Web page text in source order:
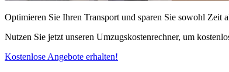
Optimieren Sie Ihren Transport und sparen Sie sowohl Zeit
Nutzen Sie jetzt unseren Umzugskostenrechner, um
Kostenlose Angebote erhalten!